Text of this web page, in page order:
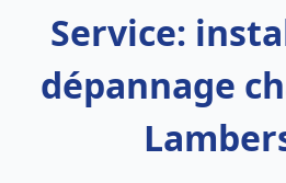
Service:
dépannage